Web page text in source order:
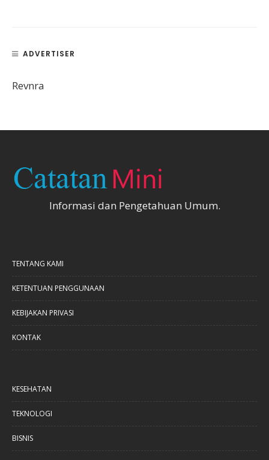
ADVERTISER
Revnra
Informasi dan Pengetahuan Umum.
TENTANG KAMI
KETENTUAN PENGGUNAAN
KEBIJAKAN PRIVASI
KONTAK
KESEHATAN
TEKNOLOGI
BISNIS